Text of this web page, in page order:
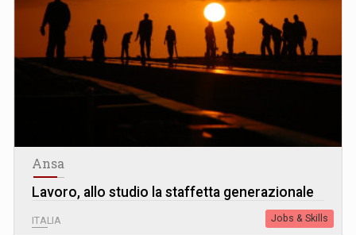
Ansa
Lavoro, allo studio la staffetta generazionale
ITALIA Jobs & Skills